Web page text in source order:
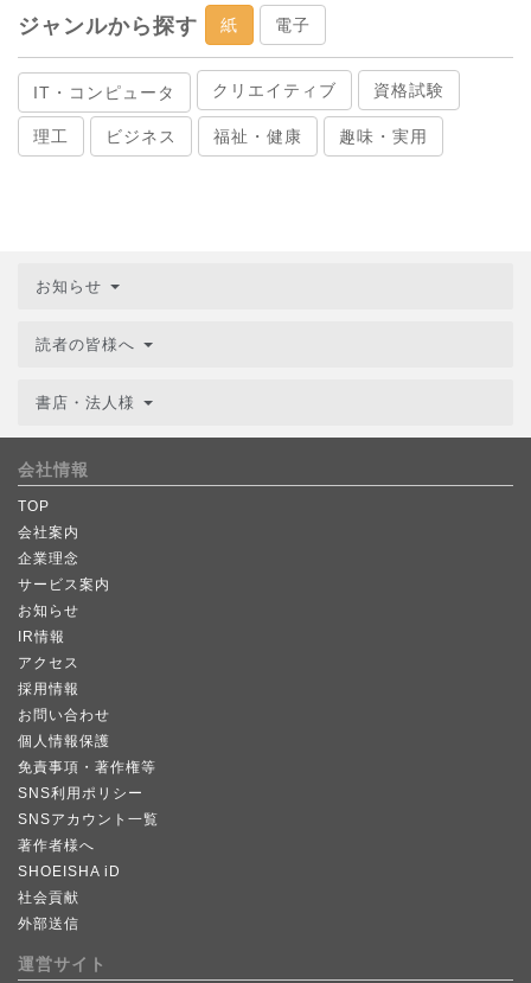
ジャンルから探す 紙 電子
IT・コンピュータ クリエイティブ 資格試験
理工 ビジネス 福祉・健康 趣味・実用
お知らせ
読者の皆様へ
書店・法人様
会社情報
TOP
会社案内
企業理念
サービス案内
お知らせ
IR情報
アクセス
採用情報
お問い合わせ
個人情報保護
免責事項・著作権等
SNS利用ポリシー
SNSアカウント一覧
著作者様へ
SHOEISHA iD
社会貢献
外部送信
運営サイト